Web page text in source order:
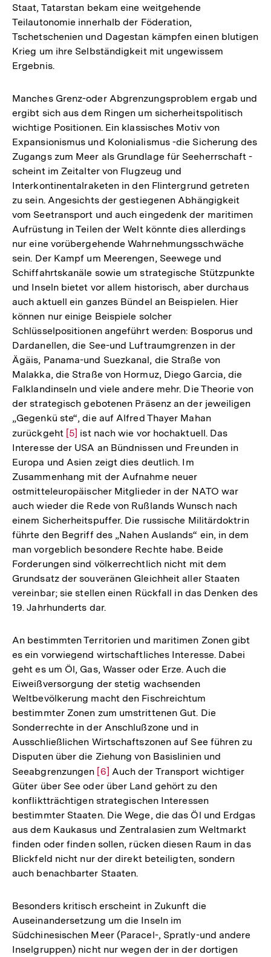
Staat, Tatarstan bekam eine weitgehende
Teilautonomie innerhalb der Föderation,
Tschetschenien und Dagestan kämpfen einen blutigen
Krieg um ihre Selbständigkeit mit ungewissem
Ergebnis.
Manches Grenz-oder Abgrenzungsproblem ergab und
ergibt sich aus dem Ringen um sicherheitspolitisch
wichtige Positionen. Ein klassisches Motiv von
Expansionismus und Kolonialismus -die Sicherung des
Zugangs zum Meer als Grundlage für Seeherrschaft -
scheint im Zeitalter von Flugzeug und
Interkontinentalraketen in den Flintergrund getreten
zu sein. Angesichts der gestiegenen Abhängigkeit
vom Seetransport und auch eingedenk der maritimen
Aufrüstung in Teilen der Welt könnte dies allerdings
nur eine vorübergehende Wahrnehmungsschwäche
sein. Der Kampf um Meerengen, Seewege und
Schiffahrtskanäle sowie um strategische Stützpunkte
und Inseln bietet vor allem historisch, aber durchaus
auch aktuell ein ganzes Bündel an Beispielen. Hier
können nur einige Beispiele solcher
Schlüsselpositionen angeführt werden: Bosporus und
Dardanellen, die See-und Luftraumgrenzen in der
Ägäis, Panama-und Suezkanal, die Straße von
Malakka, die Straße von Hormuz, Diego Garcia, die
Falklandinseln und viele andere mehr. Die Theorie von
der strategisch gebotenen Präsenz an der jeweiligen
„Gegenkü­ ste“, die auf Alfred Thayer Mahan
zurückgeht Zur
Auflösung
der
Fußnote
[5] ist nach wie vor hochaktuell. Das
Interesse der USA an Bündnissen und Freunden in
Europa und Asien zeigt dies deutlich. Im
Zusammenhang mit der Aufnahme neuer
ostmitteleuropäischer Mitglieder in der NATO war
auch wieder die Rede von Rußlands Wunsch nach
einem Sicherheitspuffer. Die russische Militärdoktrin
führte den Begriff des „Nahen Auslands“ ein, in dem
man vorgeblich besondere Rechte habe. Beide
Forderungen sind völkerrechtlich nicht mit dem
Grundsatz der souveränen Gleichheit aller Staaten
vereinbar; sie stellen einen Rückfall in das Denken des
19. Jahrhunderts dar.
An bestimmten Territorien und maritimen Zonen gibt
es ein vorwiegend wirtschaftliches Interesse. Dabei
geht es um Öl, Gas, Wasser oder Erze. Auch die
Eiweißversorgung der stetig wachsenden
Weltbevölkerung macht den Fischreichtum
bestimmter Zonen zum umstrittenen Gut. Die
Sonderrechte in der Anschlußzone und in
Ausschließlichen Wirtschaftszonen auf See führen zu
Disputen über die Ziehung von Basislinien und
Seeabgrenzungen Zur
Auflösung
der
Fußnote
[6] Auch der Transport wichtiger
Güter über See oder über Land gehört zu den
konfliktträchtigen strategischen Interessen
bestimmter Staaten. Die Wege, die das Öl und Erdgas
aus dem Kaukasus und Zentralasien zum Weltmarkt
finden oder finden sollen, rücken diesen Raum in das
Blickfeld nicht nur der direkt beteiligten, sondern
auch benachbarter Staaten.
Besonders kritisch erscheint in Zukunft die
Auseinandersetzung um die Inseln im
Südchinesischen Meer (Paracel-, Spratly-und andere
Inselgruppen) nicht nur wegen der in der dortigen